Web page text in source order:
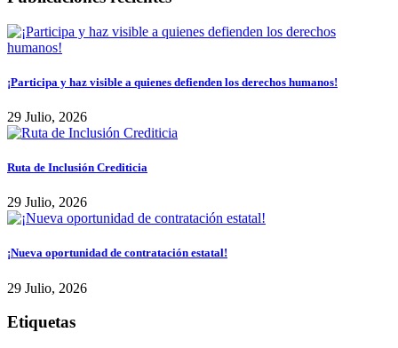
¡Participa y haz visible a quienes defienden los derechos humanos!
29 Julio, 2026
Ruta de Inclusión Crediticia
29 Julio, 2026
¡Nueva oportunidad de contratación estatal!
29 Julio, 2026
Etiquetas